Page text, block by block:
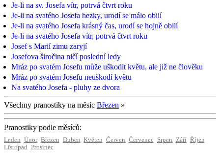
Je-li na sv. Josefa vítr, potrvá čtvrt roku
Je-li na svatého Josefa hezky, urodí se málo obilí
Je-li na svatého Josefa krásný čas, urodí se hojně obilí
Je-li na svatého Josefa vítr, potrvá čtvrt roku
Josef s Marií zimu zaryjí
Josefova širočina ničí poslední ledy
Mráz po svatém Josefu může uškodit květu, ale již ne člověku
Mráz po svatém Josefu neuškodí květu
Na svatého Josefa - pluhy ze dvora
Všechny pranostiky na měsíc Březen »
Pranostiky podle měsíců:
Leden Únor Březen Duben Květen Červen Červenec Srpen Září Říjen
Listopad Prosinec